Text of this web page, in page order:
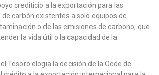
crediticio a la exportación para las
carbón existentes a solo equipos de
o de las emisiones de carbono, que
la vida útil o la capacidad de la
Tesoro elogia la decisión de la Ocde de